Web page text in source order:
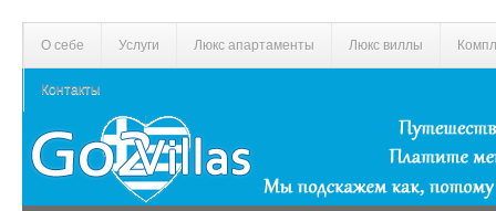
О себе Услуги Люкс апартаменты Люкс виллы
Контакты